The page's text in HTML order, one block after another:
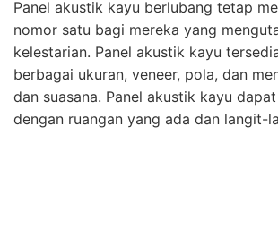
Panel akustik kayu berlubang tetap
nomor satu bagi mereka yang
kelestarian. Panel akustik kayu
berbagai ukuran, veneer, pola, dan
dan suasana. Panel akustik kayu
dengan ruangan yang ada dan langit-